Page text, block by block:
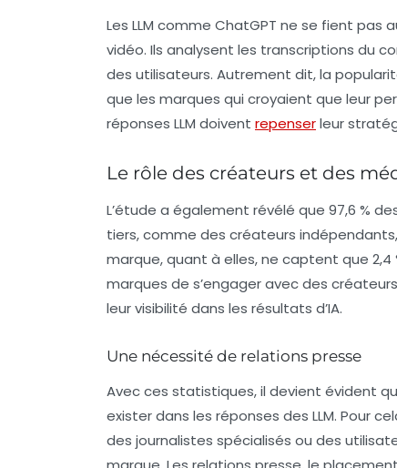
Les LLM comme ChatGPT ne se fient
vidéo. Ils analysent les transcriptions du
des utilisateurs. Autrement dit, la
que les marques qui croyaient que leur
réponses LLM doivent repenserleur
Le rôle des créateurs et des
L’étude a également révélé que 97,6 %
tiers, comme des créateurs
marque, quant à elles, ne captent que
marques de s’engager avec des
leur visibilité dans les résultats d’IA.
Une nécessité de relations presse
Avec ces statistiques, il devient évident
exister dans les réponses des LLM. Pour
des journalistes spécialisés ou des